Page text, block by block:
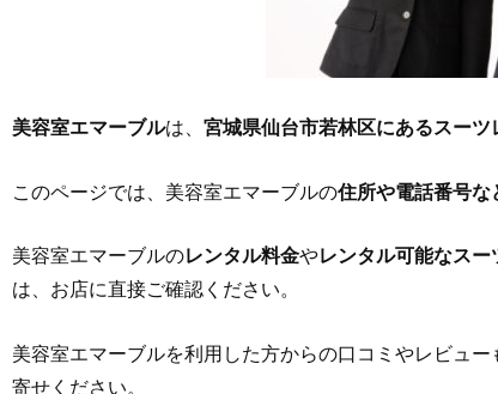
美容室エマーブルは、 宮城県仙台市若林区にあるスー
このページでは、美容室エマーブルの住所や電話番号な
美容室エマーブルのレンタル料金やレンタル可能なス
は、お店に直接ご確認ください。
美容室エマーブルを利用した方からの口コミやレビュ
寄せください。